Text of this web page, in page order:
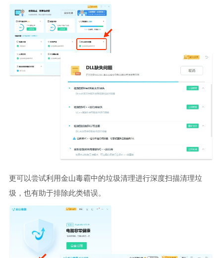
更可以尝试利用金山毒霸中的垃圾清理进行深度扫描清理垃
圾，也有助于排除此类错误。